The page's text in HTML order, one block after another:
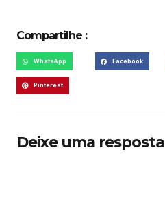
Compartilhe :
WhatsApp Facebook
Pinterest
Deixe uma resposta